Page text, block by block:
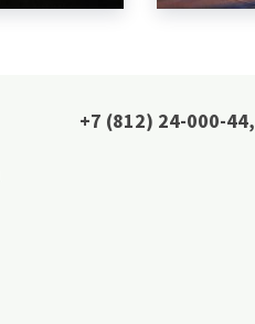
+7 (812) 24-000-44,